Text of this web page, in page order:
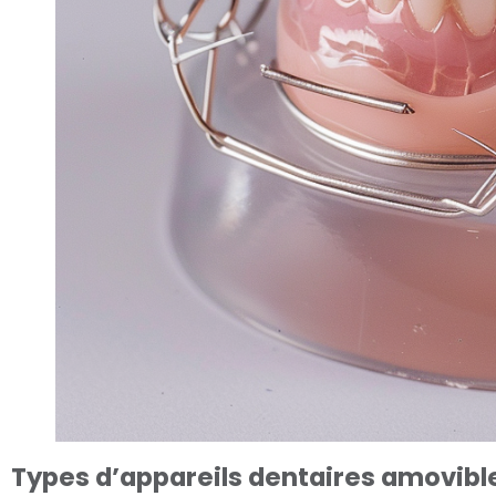
Types d’appareils dentaires